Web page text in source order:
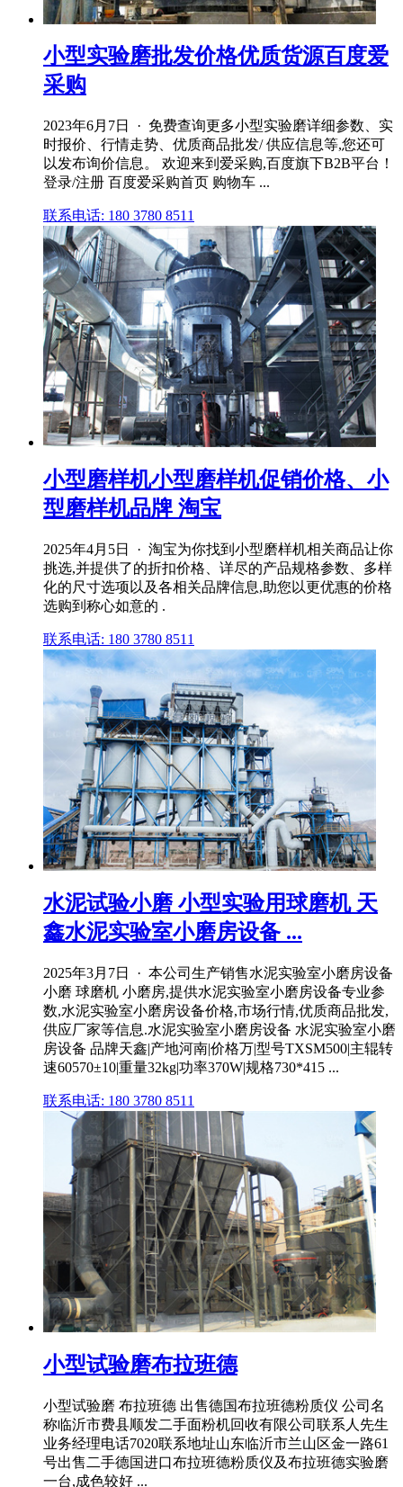
小型实验磨批发价格优质货源百度爱
采购
2023年6月7日 · 免费查询更多小型实验磨详细参数、实
时报价、行情走势、优质商品批发/ 供应信息等,您还可
以发布询价信息。 欢迎来到爱采购,百度旗下B2B平台！
登录/注册 百度爱采购首页 购物车 ...
联系电话: 180 3780 8511
小型磨样机小型磨样机促销价格、小
型磨样机品牌 淘宝
2025年4月5日 · 淘宝为你找到小型磨样机相关商品让你
挑选,并提供了的折扣价格、详尽的产品规格参数、多样
化的尺寸选项以及各相关品牌信息,助您以更优惠的价格
选购到称心如意的 .
联系电话: 180 3780 8511
水泥试验小磨 小型实验用球磨机 天
鑫水泥实验室小磨房设备 ...
2025年3月7日 · 本公司生产销售水泥实验室小磨房设备
小磨 球磨机 小磨房,提供水泥实验室小磨房设备专业参
数,水泥实验室小磨房设备价格,市场行情,优质商品批发,
供应厂家等信息.水泥实验室小磨房设备 水泥实验室小磨
房设备 品牌天鑫|产地河南|价格万|型号TXSM500|主辊转
速60570±10|重量32kg|功率370W|规格730*415 ...
联系电话: 180 3780 8511
小型试验磨布拉班德
小型试验磨 布拉班德 出售德国布拉班德粉质仪 公司名
称临沂市费县顺发二手面粉机回收有限公司联系人先生
业务经理电话7020联系地址山东临沂市兰山区金一路61
号出售二手德国进口布拉班德粉质仪及布拉班德实验磨
一台,成色较好 ...